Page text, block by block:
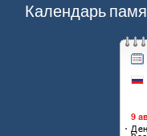
Календарь